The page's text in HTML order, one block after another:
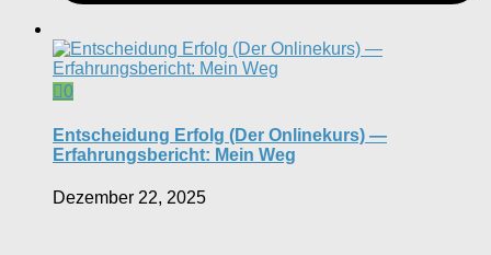
0
Entscheidung Erfolg (Der Onlinekurs) —
Erfahrungsbericht: Mein Weg
Dezember 22, 2025